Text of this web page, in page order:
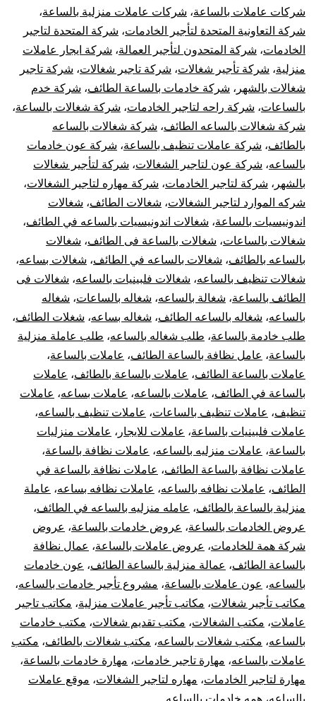
شركات عاملات بالساعة، شركات عاملات منزلية بالساعة،
شركة التعاونية المتحدة لتأجير الخادمات، شركة المتحدة لتاجير
الخادمات، شركة المتحدون لتأجير العمالة، شركة ايجار عاملات
منزلية، شركة تأجير شغالات، شركة تاجير شغالات، شركة تاجير
شغالات بالشهر ، شركة خادمات بالساعة الطائف، شركة خدم
بالساعات، شركة راحه لتاجير الخادمات، شركة شغالات بالساعة،
شركة شغالات بالساعه الطائف، شركة شغالات بالساعه
بالطائف، شركة عاملات تنظيف بالساعة، شركة عون خادمات
بالساعه، شركة عون لتاجير الشغالات، شركة لتأجير شغالات
بالشهر ، شركة لتاجير الخادمات، شركة مهاره لتاجير الشغالات،
شركه الموارد لتاجير الشغالات، شغالات الطائف، شغالات
اندونيسيات بالساعة، شغالات اندونيسيات بالساعه في الطائف،
شغالات بالساعات، شغالات بالساعة فى الطائف، شغالات
بالساعه بالطائف، شغالات بالساعه في الطائف، شغالات بساعه،
شغالات تنظيف بالساعه، شغالات فلبينيات بالساعه، شغالات فى
الطائف بالساعة، شغالة بالساعه، شغاله بالساعات، شغاله
بالساعه، شغاله بالساعه الطائف، شغاله بساعه، شغلات الطائف،
طلب خادمة بالساعة، طلب شغاله بالساعه، طلب عاملة منزلية
بالساعة، عامل نظافة بالساعة الطائف، عاملات بالساعة،
عاملات بالساعة الطائف، عاملات بالساعة بالطائف، عاملات
بالساعة في الطائف، عاملات بالساعه، عاملات بساعه، عاملات
تنظيف، عاملات تنظيف بالساعات، عاملات تنظيف بالساعه،
عاملات فلبينيات بالساعة، عاملات للايجار ، عاملات منزليات
بالساعة، عاملات منزليه بالساعه، عاملات نظافة بالساعة،
عاملات نظافة بالساعة الطائف، عاملات نظافة بالساعة في
الطائف، عاملات نظافه بالساعه، عاملات نظافه بساعه، عاملة
منزلية بالساعة بالطائف، عامله منزليه بالساعه في الطائف،
عروض الخادمات بالساعة، عروض خادمات بالساعة، عروض
شركة همة للخادمات، عروض عاملات بالساعة، عمال نظافة
بالساعة الطائف، عمالة منزلية بالساعة الطائف، عون خادمات
بالساعه، عون عاملات بالساعة، مشروع تأجير خادمات بالساعه،
مكاتب تأجير شغالات، مكاتب تأجير عاملات منزلية، مكاتب تاجير
عاملات، مكتب الشغالات، مكتب تقديم شغالات، مكتب خادمات
بالساعه، مكتب شغالات بالساعه، مكتب شغالات بالطائف، مكتب
عاملات بالساعه، مهارة تاجير خادمات، مهارة خادمات بالساعة،
مهارة لتاجير الخادمات، مهاره لتاجير الشغالات، موقع عاملات